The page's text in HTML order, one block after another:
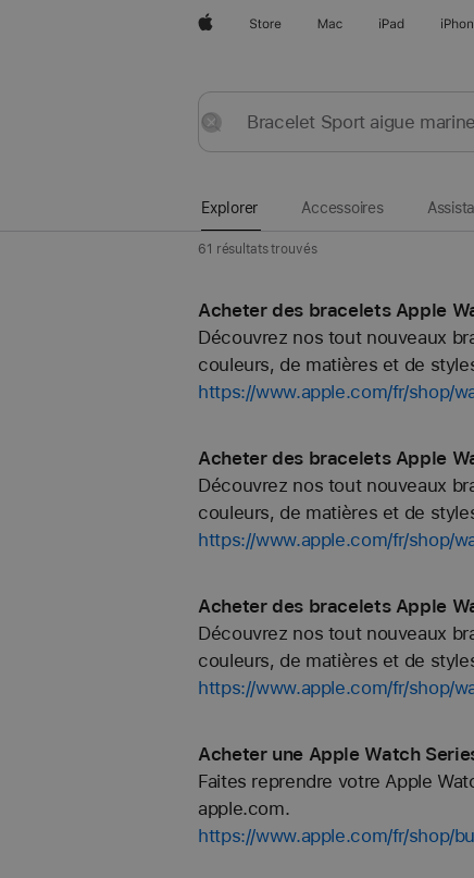
AppleStore Mac iPad
Envoyer
Réinitialiser
Explorer Accessoires
61 résultats trouvés
Acheter des bracelets Apple
Découvrez nos tout nouveaux
couleurs, de matières et de
https://www.apple.com/fr/shop/
Acheter des bracelets Apple
Découvrez nos tout nouveaux
couleurs, de matières et de
https://www.apple.com/fr/shop/
Acheter des bracelets Apple
Découvrez nos tout nouveaux
couleurs, de matières et de
https://www.apple.com/fr/shop/
Acheter une Apple Watch
Faites reprendre votre Apple
apple.com.
https://www.apple.com/fr/shop/